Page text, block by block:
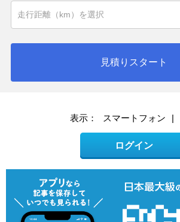
見積りスタート
表示： スマートフォン |
ログイン